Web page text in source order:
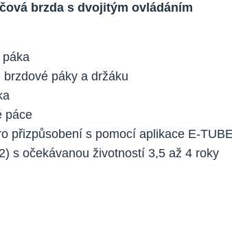
brzda s dvojitým ovládáním
páky a držáku
páce
přizpůsobení s pomocí aplikace E-
s očekávanou životností 3,5 až 4 roky